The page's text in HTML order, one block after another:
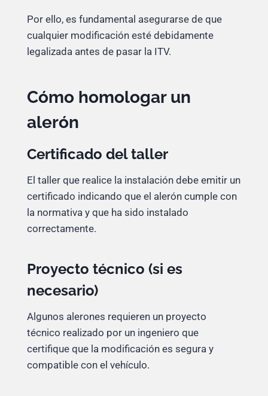
Por ello, es fundamental asegurarse de que
cualquier modificación esté debidamente
legalizada antes de pasar la ITV.
Cómo homologar un
alerón
Certificado del taller
El taller que realice la instalación debe emitir un
certificado indicando que el alerón cumple con
la normativa y que ha sido instalado
correctamente.
Proyecto técnico (si es
necesario)
Algunos alerones requieren un proyecto
técnico realizado por un ingeniero que
certifique que la modificación es segura y
compatible con el vehículo.